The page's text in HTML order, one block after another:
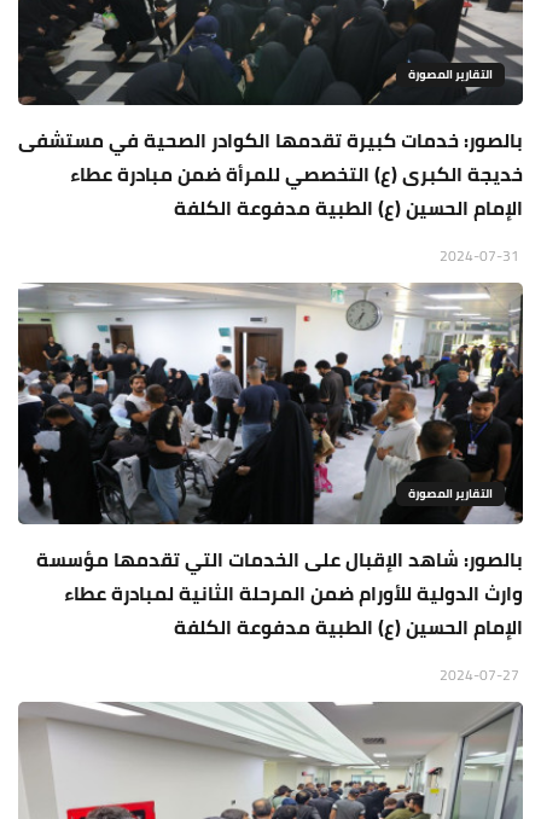
التقارير المصورة
بالصور: خدمات كبيرة تقدمها الكوادر الصحية في مستشفى
خديجة الكبرى (ع) التخصصي للمرأة ضمن مبادرة عطاء
الإمام الحسين (ع) الطبية مدفوعة الكلفة
التقارير المصورة
بالصور: شاهد الإقبال على الخدمات التي تقدمها مؤسسة
وارث الدولية للأورام ضمن المرحلة الثانية لمبادرة عطاء
الإمام الحسين (ع) الطبية مدفوعة الكلفة